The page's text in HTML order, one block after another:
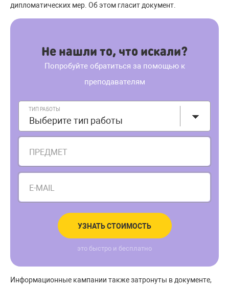
дипломатических мер. Об этом гласит документ.
Не нашли то, что искали?
Попробуйте обратиться за помощью к
преподавателям
ТИП РАБОТЫ
Выберите тип работы
ПРЕДМЕТ
E-MAIL
УЗНАТЬ СТОИМОСТЬ
это быстро и бесплатно
Информационные кампании также затронуты в документе,